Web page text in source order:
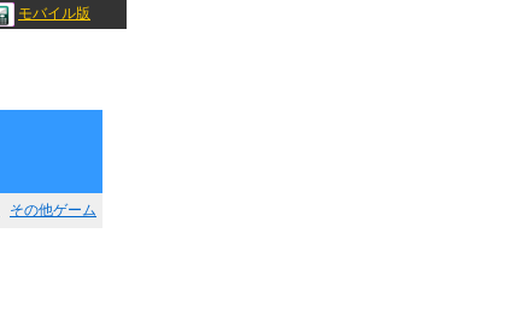
モバイル版
その他ゲーム